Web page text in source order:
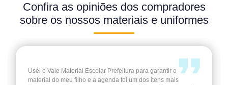
Confira as opiniões dos compradores
sobre os nossos materiais e uniformes
Usei o Vale Material Escolar Prefeitura para garantir o
material do meu filho e a agenda foi um dos itens mais